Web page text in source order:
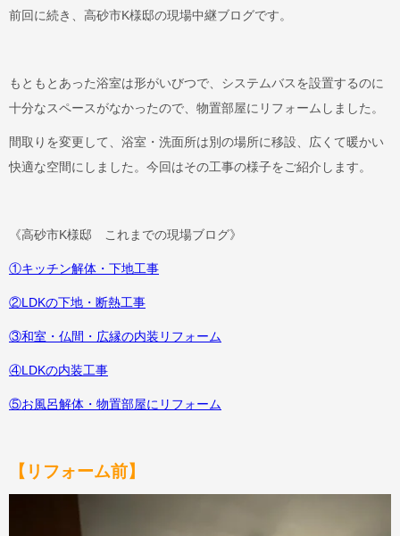
前回に続き、高砂市K様邸の現場中継ブログです。
もともとあった浴室は形がいびつで、システムバスを設置するのに
十分なスペースがなかったので、物置部屋にリフォームしました。
間取りを変更して、浴室・洗面所は別の場所に移設、広くて暖かい
快適な空間にしました。今回はその工事の様子をご紹介します。
《高砂市K様邸 これまでの現場ブログ》
①キッチン解体・下地工事
②LDKの下地・断熱工事
③和室・仏間・広縁の内装リフォーム
④LDKの内装工事
⑤お風呂解体・物置部屋にリフォーム
【リフォーム前】